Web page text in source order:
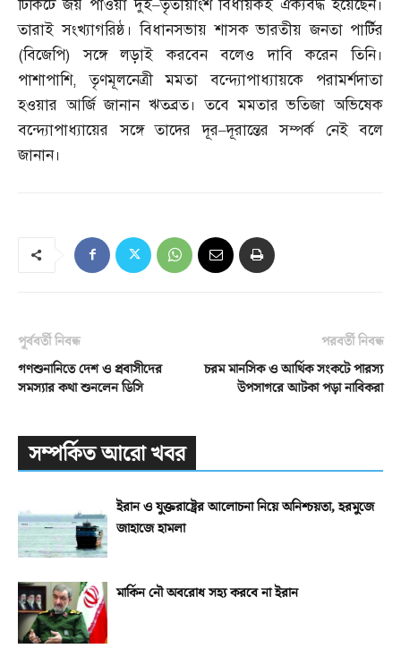
টিকিটে জয় পাওয়া দুই–তৃতীয়াংশ বিধায়কই ঐক্যবদ্ধ হয়েছেন।
তারাই সংখ্যাগরিষ্ঠ। বিধানসভায় শাসক ভারতীয় জনতা পার্টির
(বিজেপি)সঙ্গে লড়াই করবেন বলেও দাবি করেন তিনি।
পাশাপাশি,তৃণমূলনেত্রী মমতা বন্দ্যোপাধ্যায়কে পরামর্শদাতা
হওয়ার আর্জি জানান ঋতব্রত। তবে মমতার ভতিজা অভিষেক
বন্দ্যোপাধ্যায়ের সঙ্গে তাদের দূর–দূরান্তের সম্পর্ক নেই বলে
জানান।
পূর্ববর্তী নিবন্ধ
গণশুনানিতে দেশ ও প্রবাসীদের
সমস্যার কথা শুনলেন ডিসি
পরবর্তী নিবন্ধ
চরম মানসিক ও আর্থিক সংকটে পারস্য
উপসাগরে আটকা পড়া নাবিকরা
সম্পর্কিত আরো খবর
ইরান ও যুক্তরাষ্ট্রের আলোচনা নিয়ে অনিশ্চয়তা, হরমুজে
জাহাজে হামলা
মার্কিন নৌ অবরোধ সহ্য করবে না ইরান